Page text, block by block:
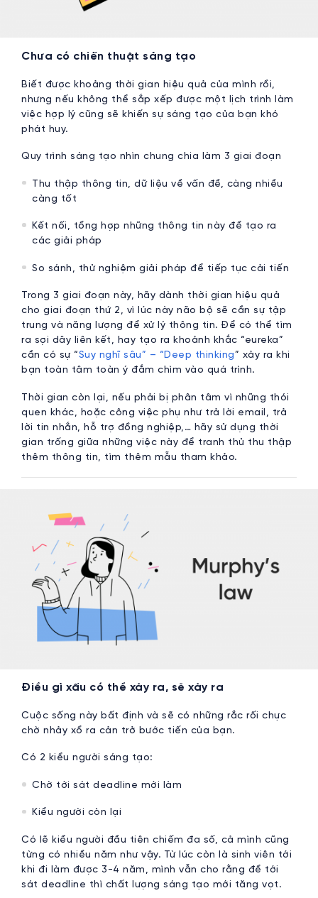
Chưa có chiến thuật sáng tạo
Biết được khoảng thời gian hiệu quả của mình rồi,
nhưng nếu không thể sắp xếp được một lịch trình làm
việc hợp lý cũng sẽ khiến sự sáng tạo của bạn khó
phát huy.
Quy trình sáng tạo nhìn chung chia làm 3 giai đoạn
Thu thập thông tin, dữ liệu về vấn đề, càng nhiều
càng tốt
Kết nối, tổng hợp những thông tin này để tạo ra
các giải pháp
So sánh, thử nghiệm giải pháp để tiếp tục cải tiến
Trong 3 giai đoạn này, hãy dành thời gian hiệu quả
cho giai đoạn thứ 2, vì lúc này não bộ sẽ cần sự tập
trung và năng lượng để xử lý thông tin. Để có thể tìm
ra sợi dây liên kết, hay tạo ra khoảnh khắc “eureka”
cần có sự “Suy nghĩ sâu” – “Deep thinking” xảy ra khi
bạn toàn tâm toàn ý đắm chìm vào quá trình.
Thời gian còn lại, nếu phải bị phân tâm vì những thói
quen khác, hoặc công việc phụ như trả lời email, trả
lời tin nhắn, hỗ trợ đồng nghiệp,… hãy sử dụng thời
gian trống giữa những việc này để tranh thủ thu thập
thêm thông tin, tìm thêm mẫu tham khảo.
Điều gì xấu có thể xảy ra, sẽ xảy ra
Cuộc sống này bất định và sẽ có những rắc rối chực
chờ nhảy xổ ra cản trở bước tiến của bạn.
Có 2 kiểu người sáng tạo:
Chờ tới sát deadline mới làm
Kiểu người còn lại
Có lẽ kiểu người đầu tiên chiếm đa số, cả mình cũng
từng có nhiều năm như vậy. Từ lúc còn là sinh viên tới
khi đi làm được 3-4 năm, mình vẫn cho rằng để tới
sát deadline thì chất lượng sáng tạo mới tăng vọt.